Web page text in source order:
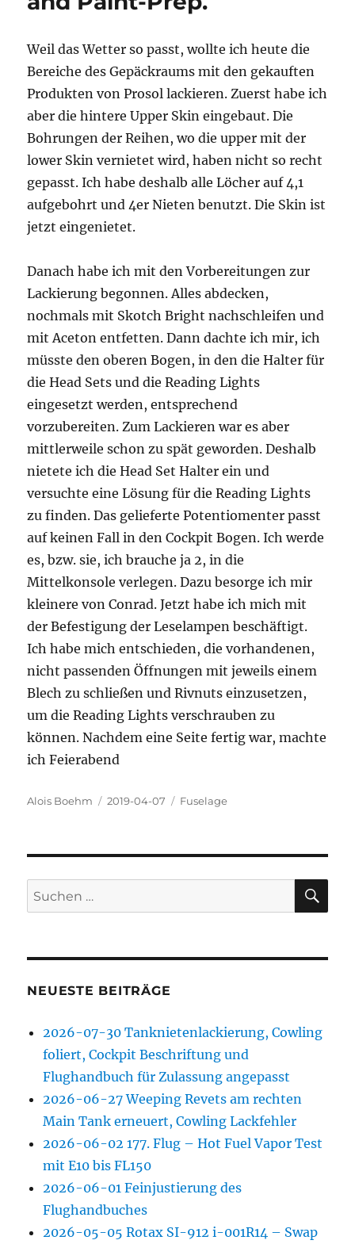
Weil das Wetter so passt, wollte ich heute die
Bereiche des Gepäckraums mit den gekauften
Produkten von Prosol lackieren. Zuerst habe ich
aber die hintere Upper Skin eingebaut. Die
Bohrungen der Reihen, wo die upper mit der
lower Skin vernietet wird, haben nicht so recht
gepasst. Ich habe deshalb alle Löcher auf 4,1
aufgebohrt und 4er Nieten benutzt. Die Skin ist
jetzt eingenietet.
Danach habe ich mit den Vorbereitungen zur
Lackierung begonnen. Alles abdecken,
nochmals mit Skotch Bright nachschleifen und
mit Aceton entfetten. Dann dachte ich mir, ich
müsste den oberen Bogen, in den die Halter für
die Head Sets und die Reading Lights
eingesetzt werden, entsprechend
vorzubereiten. Zum Lackieren war es aber
mittlerweile schon zu spät geworden. Deshalb
nietete ich die Head Set Halter ein und
versuchte eine Lösung für die Reading Lights
zu finden. Das gelieferte Potentiomenter passt
auf keinen Fall in den Cockpit Bogen. Ich werde
es, bzw. sie, ich brauche ja 2, in die
Mittelkonsole verlegen. Dazu besorge ich mir
kleinere von Conrad. Jetzt habe ich mich mit
der Befestigung der Leselampen beschäftigt.
Ich habe mich entschieden, die vorhandenen,
nicht passenden Öffnungen mit jeweils einem
Blech zu schließen und Rivnuts einzusetzen,
um die Reading Lights verschrauben zu
können. Nachdem eine Seite fertig war, machte
ich Feierabend
Autor
Alois Boehm
Veröffentlicht
2019-04-07 Kategorien
Fuselage
Suchen
nach:
NEUESTE BEITRÄGE
2026-07-30 Tanknietenlackierung, Cowling
foliert, Cockpit Beschriftung und
Flughandbuch für Zulassung angepasst
2026-06-27 Weeping Revets am rechten
Main Tank erneuert, Cowling Lackfehler
2026-06-02 177. Flug – Hot Fuel Vapor Test
mit E10 bis FL150
2026-06-01 Feinjustierung des
Flughandbuches
2026-05-05 Rotax SI-912 i-001R14 – Swap